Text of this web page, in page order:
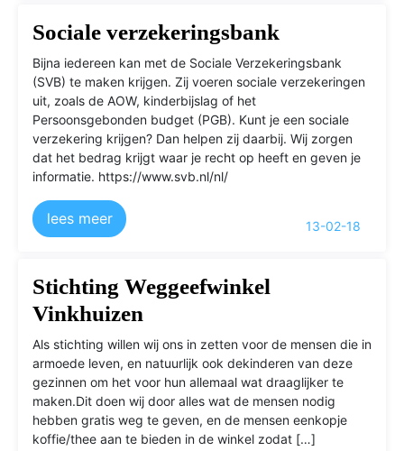
Sociale verzekeringsbank
13-02-18
Bijna iedereen kan met de Sociale Verzekeringsbank
(SVB) te maken krijgen. Zij voeren sociale verzekeringen
uit, zoals de AOW, kinderbijslag of het
Persoonsgebonden budget (PGB). Kunt je een sociale
verzekering krijgen? Dan helpen zij daarbij. Wij zorgen
dat het bedrag krijgt waar je recht op heeft en geven je
informatie. https://www.svb.nl/nl/
lees meer
Stichting Weggeefwinkel
Vinkhuizen
Als stichting willen wij ons in zetten voor de mensen die in
armoede leven, en natuurlijk ook dekinderen van deze
gezinnen om het voor hun allemaal wat draaglijker te
maken.Dit doen wij door alles wat de mensen nodig
hebben gratis weg te geven, en de mensen eenkopje
koffie/thee aan te bieden in de winkel zodat […]